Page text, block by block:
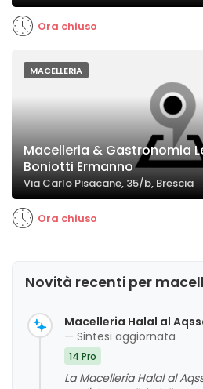
Ora chiuso
MACELLERIA
Macelleria & Gastronomia
Boniotti Ermanno
Via Carlo Pisacane, 35/b, Brescia
Ora chiuso
Novità recenti per
Macelleria Halal al
— Sintesi aggiornata
14 Pro
La Macelleria Halal al